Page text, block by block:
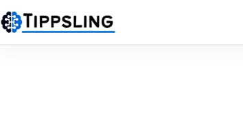
Inhalt
springen